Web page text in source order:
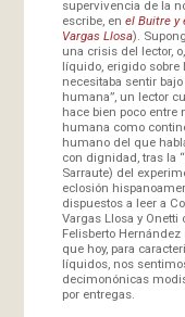
supervivencia de la
escribe, en el Buitre y
Vargas Llosa).
una crisis del lector,
líquido, erigido sobre
necesitaba sentir
humana”, un lector
hace bien poco entre
humana como
humano del que
con dignidad, tras la
Sarraute) del
eclosión
dispuestos a leer a
Vargas Llosa y Onetti
Felisberto
que hoy, para
líquidos, nos
decimonónicas
por entregas.